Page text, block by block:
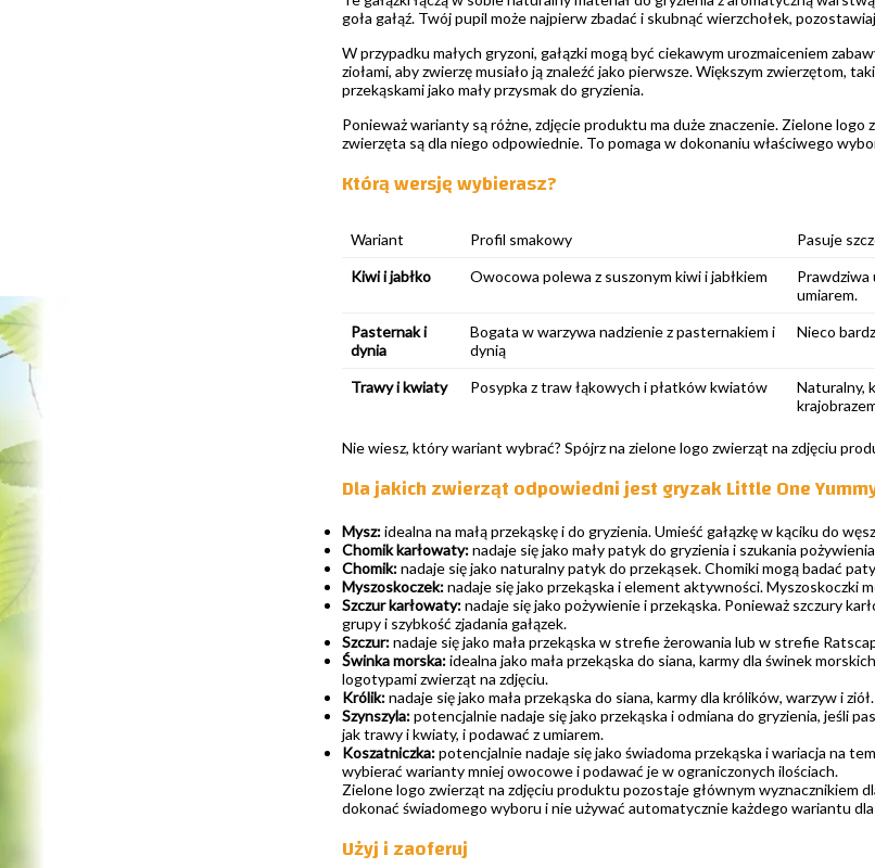
goła gałąź. Twój pupil może najpierw zbadać i skubnąć wierzchołek,
W przypadku małych gryzoni, gałązki mogą być ciekawym urozmaiceniem
ziołami, aby zwierzę musiało ją znaleźć jako pierwsze. Większym zwierzętom,
przekąskami jako mały przysmak do gryzienia.
Ponieważ warianty są różne, zdjęcie produktu ma duże znaczenie. Zielone
zwierzęta są dla niego odpowiednie. To pomaga w dokonaniu właściwego
Którą wersję wybierasz?
Wariant Profil smakowy
Pasuje
Kiwi i jabłko
Owocowa polewa z suszonym kiwi i jabłkiem
Prawdziwa
umiarem.
Pasternak i
dynia
Bogata w warzywa nadzienie z pasternakiem i
dynią
Nieco
Trawy i kwiaty Posypka z traw łąkowych i płatków kwiatów
Naturalny,
Nie wiesz, który wariant wybrać? Spójrz na zielone logo zwierząt na zdjęciu
Dla jakich zwierząt odpowiedni jest gryzak Little One
Mysz:idealna na małą przekąskę i do gryzienia. Umieść gałązkę w kąciku do
Chomik karłowaty:nadaje się jako mały patyk do gryzienia i szukania
Chomik:nadaje się jako naturalny patyk do przekąsek. Chomiki mogą badać
Myszoskoczek:nadaje się jako przekąska i element aktywności. Myszoskoczki
Szczur karłowaty:nadaje się jako pożywienie i przekąska. Ponieważ szczury
grupy i szybkość zjadania gałązek.
Szczur:nadaje się jako mała przekąska w strefie żerowania lub w strefie
Świnka morska:idealna jako mała przekąska do siana, karmy dla świnek
logotypami zwierząt na zdjęciu.
Królik:nadaje się jako mała przekąska do siana, karmy dla królików, warzyw i
Szynszyla:potencjalnie nadaje się jako przekąska i odmiana do gryzienia, jeśli
jak trawy i kwiaty, i podawać z umiarem.
Koszatniczka:potencjalnie nadaje się jako świadoma przekąska i wariacja na
wybierać warianty mniej owocowe i podawać je w ograniczonych ilościach.
Zielone logo zwierząt na zdjęciu produktu pozostaje głównym
dokonać świadomego wyboru i nie używać automatycznie każdego wariantu
Użyj i zaoferuj